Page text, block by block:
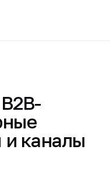
и каналы